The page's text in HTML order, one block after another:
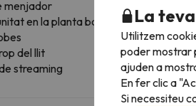
menjador
en la planta baixa
del llit
streaming
La
Utilitzem
poder mostrar
ajuden a
En fer clic a
Si necessiteu